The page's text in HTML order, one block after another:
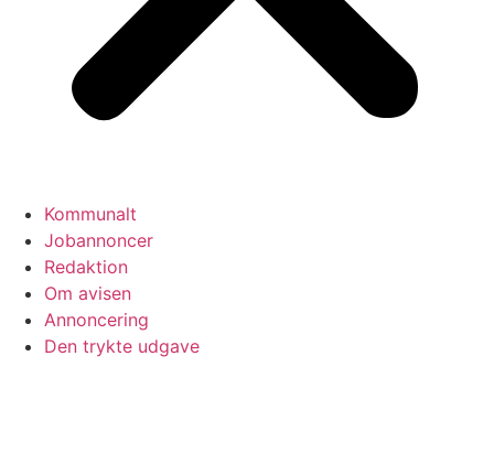
Kommunalt
Jobannoncer
Redaktion
Om avisen
Annoncering
Den trykte udgave